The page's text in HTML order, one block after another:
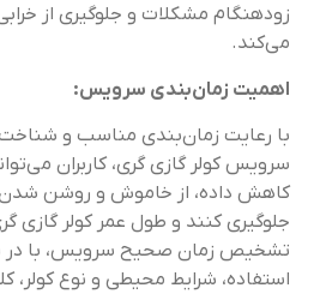
زودهنگام مشکلات و جلوگیری از
می‌کند.
اهمیت زمان‌بندی سرویس:
با رعایت زمان‌بندی مناسب و شناخت
سرویس کولر گازی گری، کاربران
کاهش داده، از خاموش و روشن شدن
جلوگیری کنند و طول عمر کولر گازی
تشخیص زمان صحیح سرویس، با در
استفاده، شرایط محیطی و نوع کولر،